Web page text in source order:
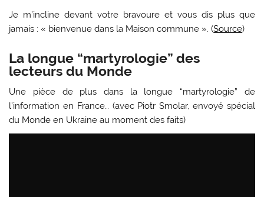
Je m’incline devant votre bravoure et vous dis plus que
jamais : « bienvenue dans la Maison commune ». (Source)
La longue “martyrologie” des
lecteurs du Monde
Une pièce de plus dans la longue “martyrologie” de
l’information en France… (avec Piotr Smolar, envoyé spécial
du Monde en Ukraine au moment des faits)